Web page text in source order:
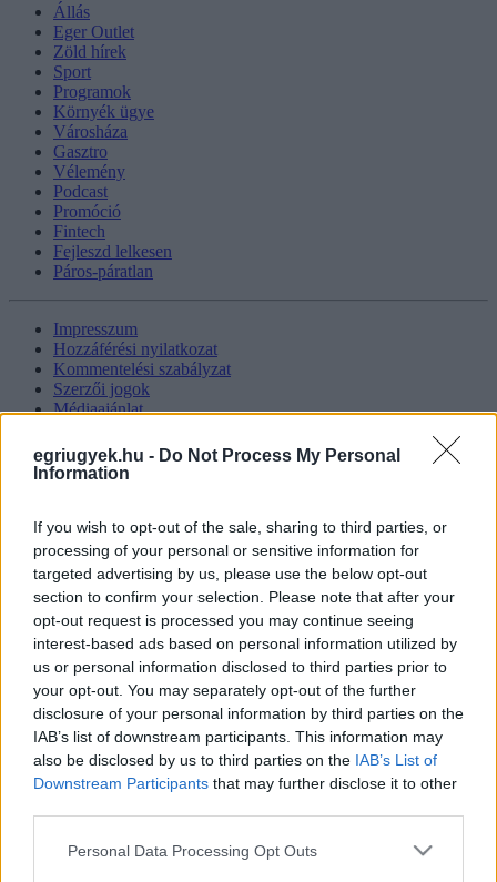
egriugyek.hu - Do Not Process My Personal
Information
If you wish to opt-out of the sale, sharing to third parties, or
processing of your personal or sensitive information for
targeted advertising by us, please use the below opt-out
section to confirm your selection. Please note that after your
opt-out request is processed you may continue seeing
interest-based ads based on personal information utilized by
us or personal information disclosed to third parties prior to
your opt-out. You may separately opt-out of the further
disclosure of your personal information by third parties on the
IAB’s list of downstream participants. This information may
also be disclosed by us to third parties on the IAB’s List of
Downstream Participants that may further disclose it to other
Please note that this website/app uses one or more Google
Personal Data Processing Opt Outs
Állás
Eger Outlet
Zöld hírek
Sport
Programok
Környék ügye
Városháza
Gasztro
Vélemény
Podcast
Promóció
Fintech
Fejleszd lelkesen
Páros-páratlan
Impresszum
Hozzáférési nyilatkozat
Kommentelési szabályzat
Szerzői jogok
Médiaajánlat
Kövess minket
Facebook
Tiktok
Youtube
2026. augusztus 07., péntek, Ibolya névnap